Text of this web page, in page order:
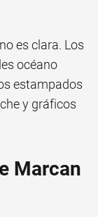
es clara. Los
océano
estampados
y gráficos
Marcan